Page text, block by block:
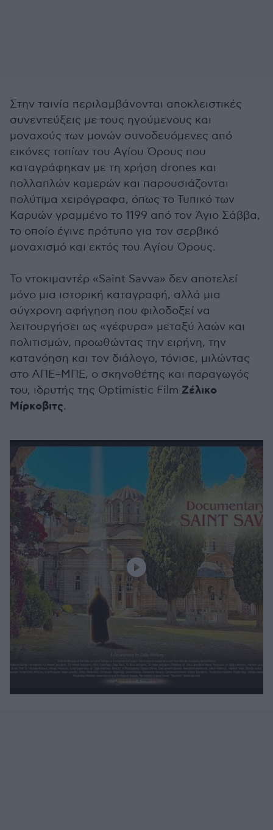
Στην ταινία περιλαμβάνονται αποκλειστικές
συνεντεύξεις με τους ηγούμενους και
μοναχούς των μονών συνοδευόμενες από
εικόνες τοπίων του Αγίου Όρους που
καταγράφηκαν με τη χρήση drones και
πολλαπλών καμερών και παρουσιάζονται
πολύτιμα χειρόγραφα, όπως το Τυπικό των
Καρυών γραμμένο το 1199 από τον Άγιο Σάββα,
το οποίο έγινε πρότυπο για τον σερβικό
μοναχισμό και εκτός του Αγίου Όρους.
Το ντοκιμαντέρ «Saint Savva» δεν αποτελεί
μόνο μια ιστορική καταγραφή, αλλά μια
σύγχρονη αφήγηση που φιλοδοξεί να
λειτουργήσει ως «γέφυρα» μεταξύ λαών και
πολιτισμών, προωθώντας την ειρήνη, την
κατανόηση και τον διάλογο, τόνισε, μιλώντας
στο ΑΠΕ–ΜΠΕ, ο σκηνοθέτης και παραγωγός
του, ιδρυτής της Optimistic Film Ζέλικο
Μίρκοβιτς.